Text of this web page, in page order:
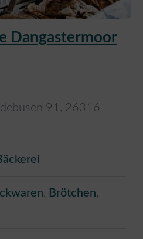
Dangastermoor
91 , 26316
, Brötchen,